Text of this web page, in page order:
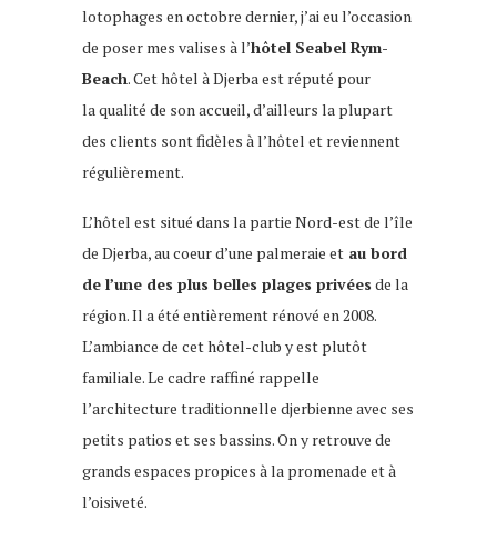
lotophages en octobre dernier, j’ai eu l’occasion
de poser mes valises à l’hôtel Seabel Rym-
Beach. Cet hôtel à Djerba est réputé pour
la qualité de son accueil, d’ailleurs la plupart
des clients sont fidèles à l’hôtel et reviennent
régulièrement.
L’hôtel est situé dans la partie Nord-est de l’île
de Djerba, au coeur d’une palmeraie et au bord
de l’une des plus belles plages privées de la
région. Il a été entièrement rénové en 2008.
L’ambiance de cet hôtel-club y est plutôt
familiale. Le cadre raffiné rappelle
l’architecture traditionnelle djerbienne avec ses
petits patios et ses bassins. On y retrouve de
grands espaces propices à la promenade et à
l’oisiveté.